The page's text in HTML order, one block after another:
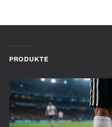
PRODUKTE